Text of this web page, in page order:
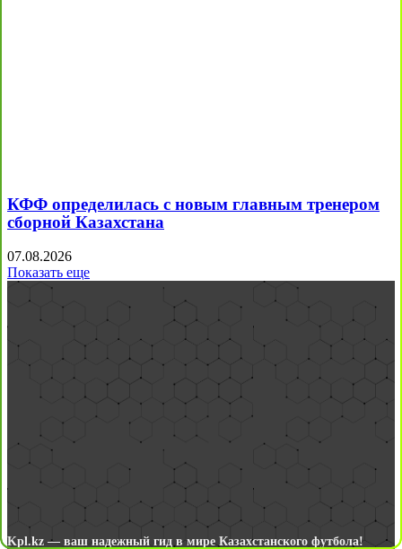
КФФ определилась с новым главным тренером
сборной Казахстана
07.08.2026
Показать еще
Kpl.kz — ваш надежный гид в мире Казахстанского футбола!